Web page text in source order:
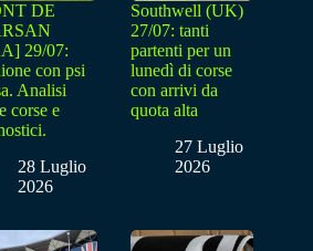
DE
29/07:
con psi
Analisi
corse e
28 Luglio
2026
Southwell (UK)
27/07: tanti
partenti per un
lunedì di corse
con arrivi da
quota alta
27 Luglio
2026